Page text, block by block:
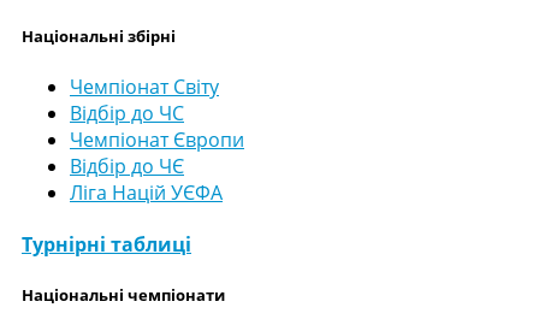
Національні збірні
Чемпіонат Світу
Відбір до ЧС
Чемпіонат Європи
Відбір до ЧЄ
Ліга Націй УЄФА
Турнірні таблиці
Національні чемпіонати